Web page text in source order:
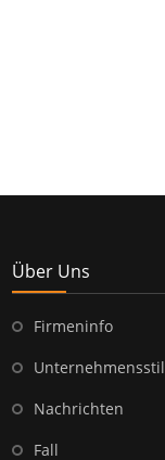
Über Uns
Firmeninfo
Unternehmensstil
Nachrichten
Fall